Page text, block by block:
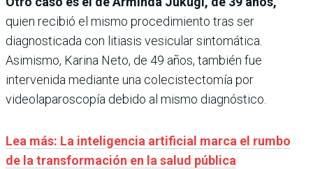
quien recibió el mismo procedimiento tras ser
diagnosticada con litiasis vesicular sintomática.
Asimismo, Karina Neto, de 49 años, también fue
intervenida mediante una colecistectomía por
videolaparoscopía debido al mismo diagnóstico.
Lea más: La inteligencia artificial marca el rumbo
de la transformación en la salud pública